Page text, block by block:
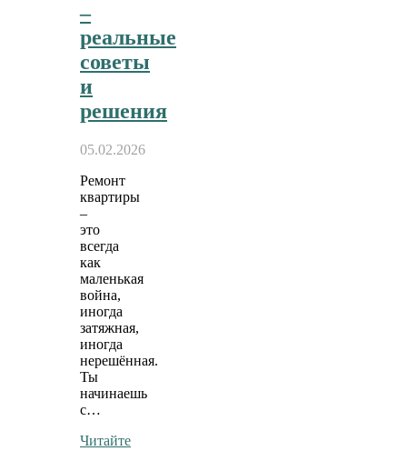
–
реальные
советы
и
решения
05.02.2026
Ремонт
квартиры
–
это
всегда
как
маленькая
война,
иногда
затяжная,
иногда
нерешённая.
Ты
начинаешь
с…
Читайте